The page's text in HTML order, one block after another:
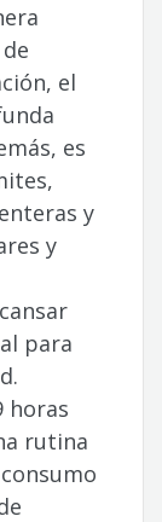
el
es
y
y
para
horas
rutina